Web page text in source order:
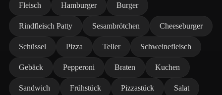
Fleisch Hamburger Burger
Rindfleisch Patty Sesambrötchen Cheeseburger
Schüssel Pizza Teller Schweinefleisch
Gebäck Pepperoni Braten Kuchen
Sandwich Frühstück Pizzastück Salat